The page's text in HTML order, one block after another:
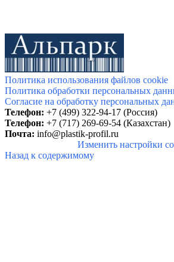
Политика использования файлов cookie
Политика обработки персональных
Согласие на обработку персональных
Телефон: +7 (499) 322-94-17 (Россия)
Телефон: +7 (717) 269-69-54 (Казахстан)
Почта: info@plastik-profil.ru
Изменить настройки
Назад к содержимому